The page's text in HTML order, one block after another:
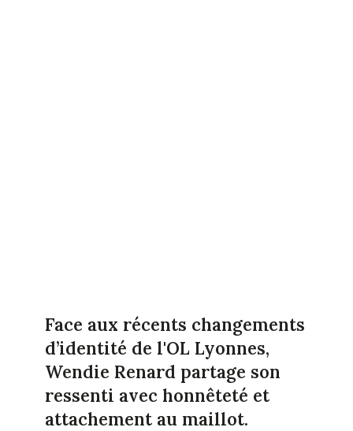
Face aux récents changements
d’identité de l'OL Lyonnes,
Wendie Renard partage son
ressenti avec honnêteté et
attachement au maillot.